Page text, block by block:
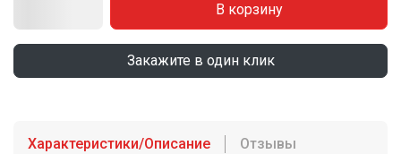
В корзину
Закажите в один клик
Характеристики/Описание Отзывы